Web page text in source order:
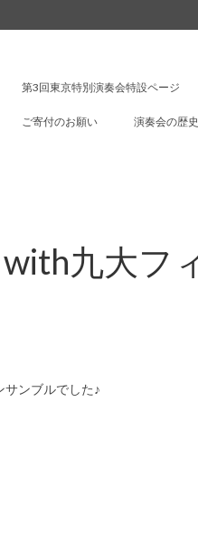
第3回東京特別演奏会特設ページ
ご寄付のお願い 演奏会の歴史
九大フ
ンブルでした♪